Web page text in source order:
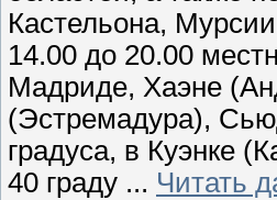
Кастельона,
14.00 до 20.00
Мадриде, Хаэне
(Эстремадура),
градуса, в Куэнке
40 граду ... Читать